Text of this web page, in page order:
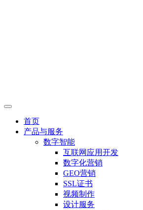
首页
产品与服务
数字智能
互联网应用开发
数字化营销
GEO营销
SSL证书
视频制作
设计服务